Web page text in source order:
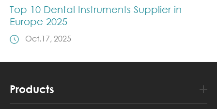
Top 10 Dental Instruments Supplier in
Europe 2025
Oct.17, 2025
Products